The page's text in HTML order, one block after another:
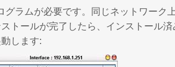
ラムが必要です。同じネットワーク
トールが完了したら、インストール
します: